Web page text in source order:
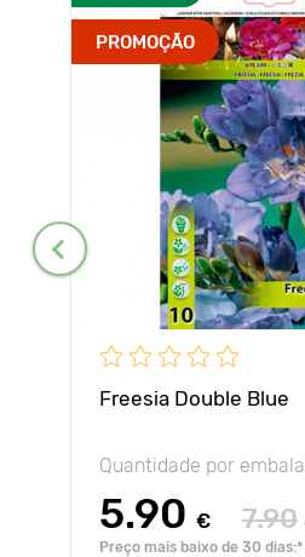
PROMOÇÃO
Freesia Double Blue
Quantidade por
5.90 € 7.90
Preço mais baixo de 30